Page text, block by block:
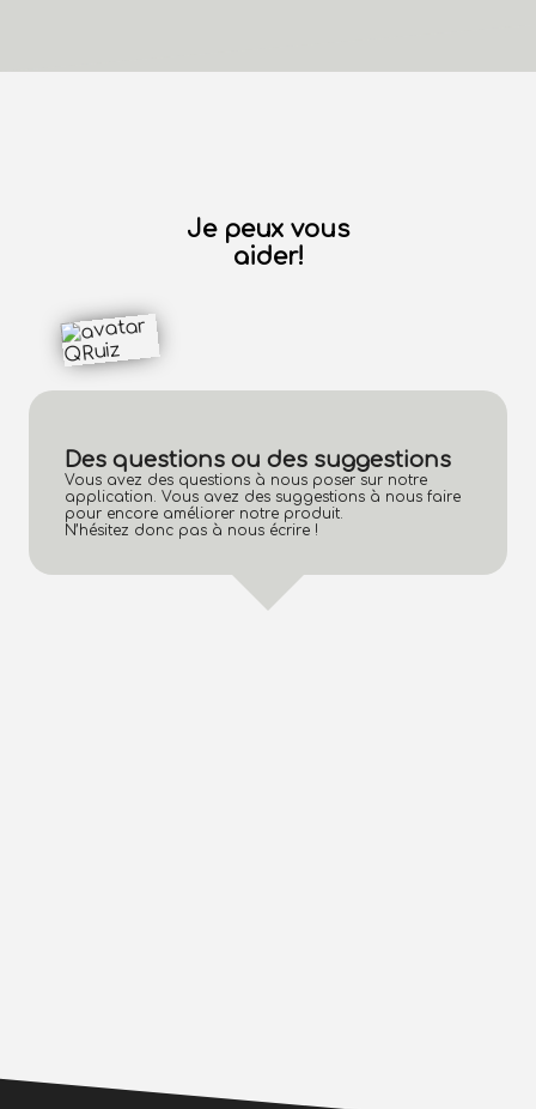
Je peux vous
aider!
Des questions ou des suggestions
Vous avez des questions à nous poser sur notre
application. Vous avez des suggestions à nous faire
pour encore améliorer notre produit.
N’hésitez donc pas à nous écrire !